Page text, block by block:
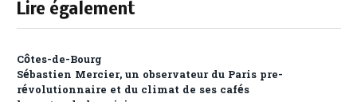
Lire également
Côtes-de-Bourg
Sébastien Mercier, un observateur du Paris pre-
révolutionnaire et du climat de ses cafés